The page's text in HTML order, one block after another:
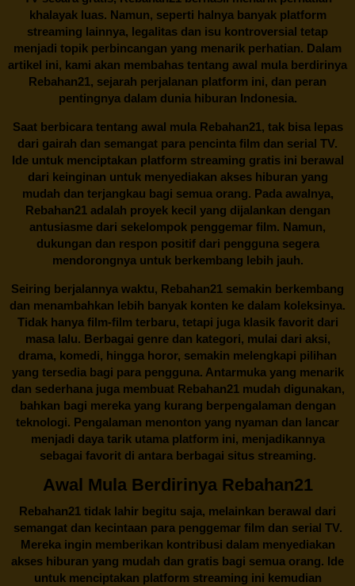
khalayak luas. Namun, seperti halnya banyak platform
streaming lainnya, legalitas dan isu kontroversial tetap
menjadi topik perbincangan yang menarik perhatian. Dalam
artikel ini, kami akan membahas tentang awal mula berdirinya
Rebahan21, sejarah perjalanan platform ini, dan peran
pentingnya dalam dunia hiburan Indonesia.
Saat berbicara tentang awal mula Rebahan21, tak bisa lepas
dari gairah dan semangat para pencinta film dan serial TV.
Ide untuk menciptakan platform streaming gratis ini berawal
dari keinginan untuk menyediakan akses hiburan yang
mudah dan terjangkau bagi semua orang. Pada awalnya,
Rebahan21 adalah proyek kecil yang dijalankan dengan
antusiasme dari sekelompok penggemar film. Namun,
dukungan dan respon positif dari pengguna segera
mendorongnya untuk berkembang lebih jauh.
Seiring berjalannya waktu, Rebahan21 semakin berkembang
dan menambahkan lebih banyak konten ke dalam koleksinya.
Tidak hanya film-film terbaru, tetapi juga klasik favorit dari
masa lalu. Berbagai genre dan kategori, mulai dari aksi,
drama, komedi, hingga horor, semakin melengkapi pilihan
yang tersedia bagi para pengguna. Antarmuka yang menarik
dan sederhana juga membuatRebahan21mudah digunakan,
bahkan bagi mereka yang kurang berpengalaman dengan
teknologi. Pengalaman menonton yang nyaman dan lancar
menjadi daya tarik utama platform ini, menjadikannya
sebagai favorit di antara berbagai situs streaming.
Awal Mula Berdirinya Rebahan21
Rebahan21 tidak lahir begitu saja, melainkan berawal dari
semangat dan kecintaan para penggemar film dan serial TV.
Mereka ingin memberikan kontribusi dalam menyediakan
akses hiburan yang mudah dan gratis bagi semua orang. Ide
untuk menciptakan platform streaming ini kemudian